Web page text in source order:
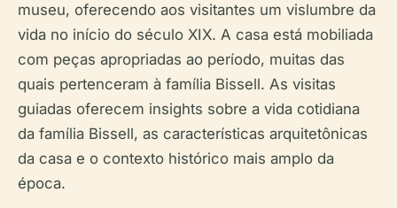
museu, oferecendo aos visitantes um vislumbre da
vida no início do século XIX. A casa está mobiliada
com peças apropriadas ao período, muitas das
quais pertenceram à família Bissell. As visitas
guiadas oferecem insights sobre a vida cotidiana
da família Bissell, as características arquitetônicas
da casa e o contexto histórico mais amplo da
época.